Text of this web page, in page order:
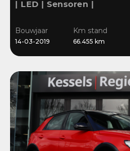
| LED | Sensoren |
Bouwjaar
14-03-2019
Km stand
66.455 km